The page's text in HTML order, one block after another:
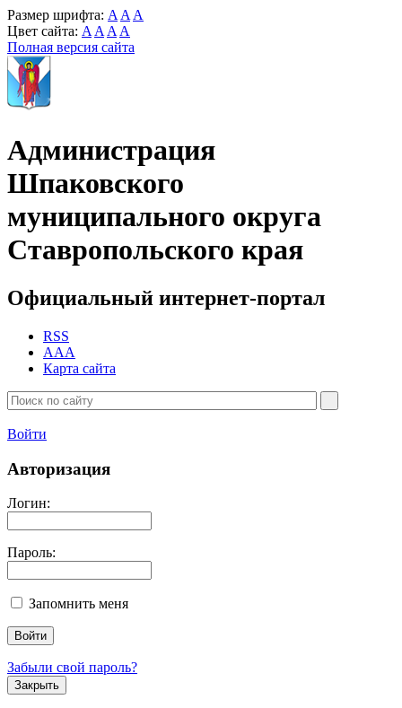
Размер шрифта: A A A
Цвет сайта: A A A A
Полная версия сайта
Администрация
Шпаковского
муниципального округа
Ставропольского края
Официальный интернет-портал
RSS
AAA
Карта сайта
Войти
Авторизация
Логин:
Пароль:
Запомнить меня
Забыли свой пароль?
Закрыть